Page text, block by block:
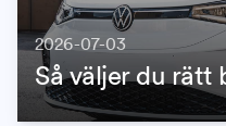
2026-07-03
Så väljer du